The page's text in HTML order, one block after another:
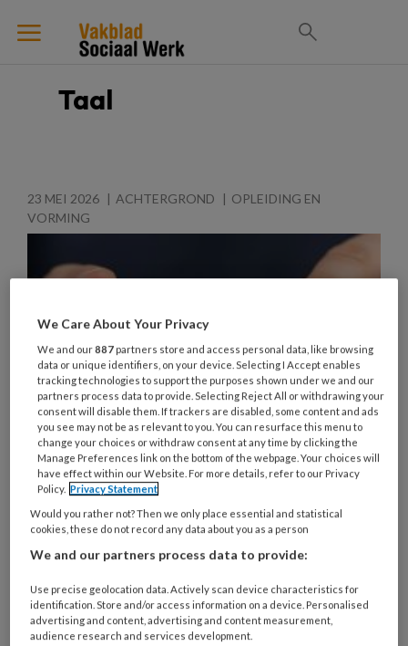
Taal
23 MEI 2026 ACHTERGROND
OPLEIDING EN
VORMING
Taal om je werk te onderbouwen
De sociale kwaliteit-benadering biedt
professionals een kader om kritisch te reflecteren
op hun werk en prioriteiten te stellen. Ze daagt
professionals uit om hun interventies in een
bredere maatschappelijke context te plaatsen:
We Care About Your Privacy
We and our887 partners store and access personal data, like browsing
data or unique identifiers, on your device. Selecting I Accept enables
tracking technologies to support the purposes shown under we and our
partners process data to provide. Selecting Reject All or withdrawing your
consent will disable them. If trackers are disabled, some content and ads
you see may not be as relevant to you. You can resurface this menu to
change your choices or withdraw consent at any time by clicking the
Manage Preferences link on the bottom of the webpage. Your choices will
have effect within our Website. For more details, refer to our Privacy
Policy. Privacy Statement
Would you rather not? Then we only place essential and statistical
cookies, these do not record any data about you as a person
We and our partners process data to provide:
Use precise geolocation data. Actively scan device characteristics for
identification. Store and/or access information on a device. Personalised
advertising and content, advertising and content measurement,
audience research and services development.